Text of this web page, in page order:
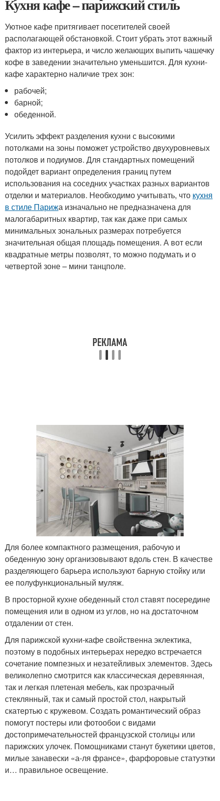
Кухня кафе – парижский стиль
Уютное кафе притягивает посетителей своей
располагающей обстановкой. Стоит убрать этот важный
фактор из интерьера, и число желающих выпить чашечку
кофе в заведении значительно уменьшится. Для кухни-
кафе характерно наличие трех зон:
рабочей;
барной;
обеденной.
Усилить эффект разделения кухни с высокими
потолками на зоны поможет устройство двухуровневых
потолков и подиумов. Для стандартных помещений
подойдет вариант определения границ путем
использования на соседних участках разных вариантов
отделки и материалов. Необходимо учитывать, что кухня
в стиле Парижа изначально не предназначена для
малогабаритных квартир, так как даже при самых
минимальных зональных размерах потребуется
значительная общая площадь помещения. А вот если
квадратные метры позволят, то можно подумать и о
четвертой зоне – мини танцполе.
Для более компактного размещения, рабочую и
обеденную зону организовывают вдоль стен. В качестве
разделяющего барьера используют барную стойку или
ее полуфункциональный муляж.
В просторной кухне обеденный стол ставят посередине
помещения или в одном из углов, но на достаточном
отдалении от стен.
Для парижской кухни-кафе свойственна эклектика,
поэтому в подобных интерьерах нередко встречается
сочетание помпезных и незатейливых элементов. Здесь
великолепно смотрится как классическая деревянная,
так и легкая плетеная мебель, как прозрачный
стеклянный, так и самый простой стол, накрытый
скатертью с кружевом. Создать романтический образ
помогут постеры или фотообои с видами
достопримечательностей французской столицы или
парижских улочек. Помощниками станут букетики цветов,
милые занавески «а-ля франсе», фарфоровые статуэтки
и… правильное освещение.